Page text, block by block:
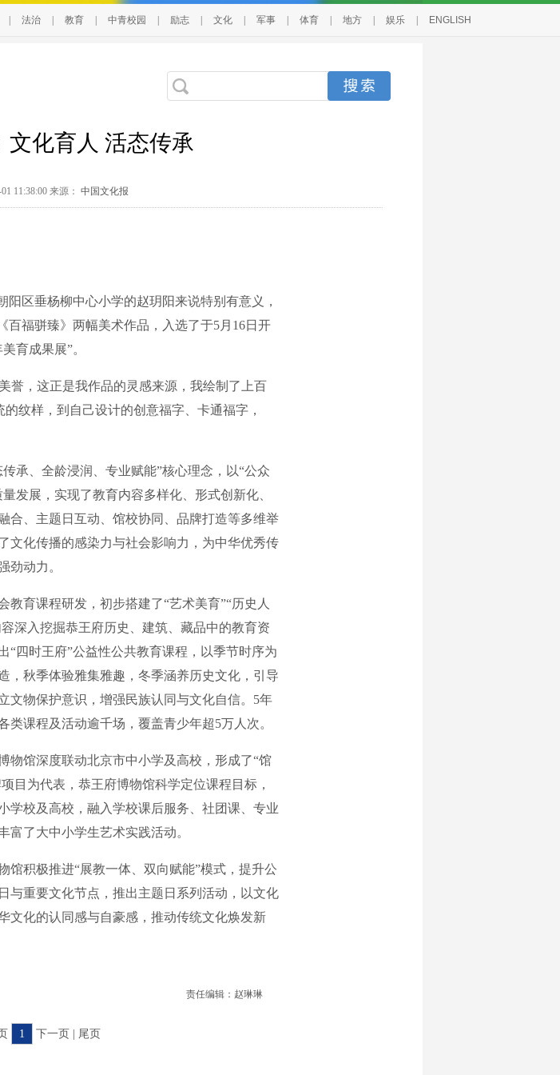
法治 教育 中青校园 励志 文化 军事 体育 地方 娱乐 ENGLISH
文化育人 活态传承
11:38:00 来源： 中国文化报
区垂杨柳中心小学的赵玥阳来说特别有意义，
百福骈臻》两幅美术作品，入选了于5月16日开
育成果展”。
，这正是我作品的灵感来源，我绘制了上百
纹样，到自己设计的创意福字、卡通福字，
、全龄浸润、专业赋能”核心理念，以“公众
发展，实现了教育内容多样化、形式创新化、
合、主题日互动、馆校协同、品牌打造等多维举
文化传播的感染力与社会影响力，为中华优秀传
劲动力。
育课程研发，初步搭建了“艺术美育”“历史人
深入挖掘恭王府历史、建筑、藏品中的教育资
“四时王府”公益性公共教育课程，以季节时序为
，秋季体验雅集雅趣，冬季涵养历史文化，引导
文物保护意识，增强民族认同与文化自信。5年
课程及活动逾千场，覆盖青少年超5万人次。
馆深度联动北京市中小学及高校，形成了“馆
目为代表，恭王府博物馆科学定位课程目标，
学校及高校，融入学校课后服务、社团课、专业
富了大中小学生艺术实践活动。
积极推进“展教一体、双向赋能”模式，提升公
与重要文化节点，推出主题日系列活动，以文化
文化的认同感与自豪感，推动传统文化焕发新
责任编辑：赵琳琳
1 下一页 | 尾页